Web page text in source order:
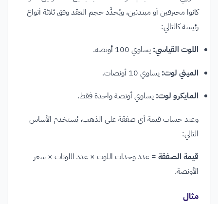
كانوا محترفين أو مبتدئين، ويُحدَّد حجم العقد وفق ثلاثة أنواع
رئيسة كالتالي:
اللوت القياسي: يساوي 100 أونصة.
الميني لوت: يساوي 10 أونصات.
المايكرو لوت: يساوي أونصة واحدة فقط.
وعند حساب قيمة أي صفقة على الذهب، يُستخدم الأساس
التالي:
قيمة الصفقة = عدد وحدات اللوت × عدد اللوتات × سعر
الأونصة.
مثال